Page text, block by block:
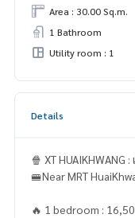
Area : 30.00 Sq.m.
1 Bathroom
Utility room : 1
Details
🍿 XT HUAIKHWANG
🚝Near MRT
🔥 1 bedroom :